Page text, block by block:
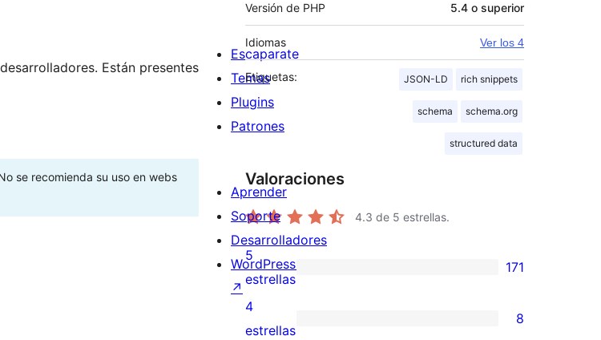
Están presentes
se recomienda su uso en webs
Versión de PHP 5.4 o superior
Idiomas Ver los 4
Etiquetas: JSON-LD rich snippets
schema schema.org
structured data
Valoraciones
4.3 de 5 estrellas.
171
valoraciones
de
5
estrellas
171
8
4
estrellas
8
Escaparate
Temas
Plugins
Patrones
Aprender
Soporte
Desarrolladores
WordPress.tv
↗